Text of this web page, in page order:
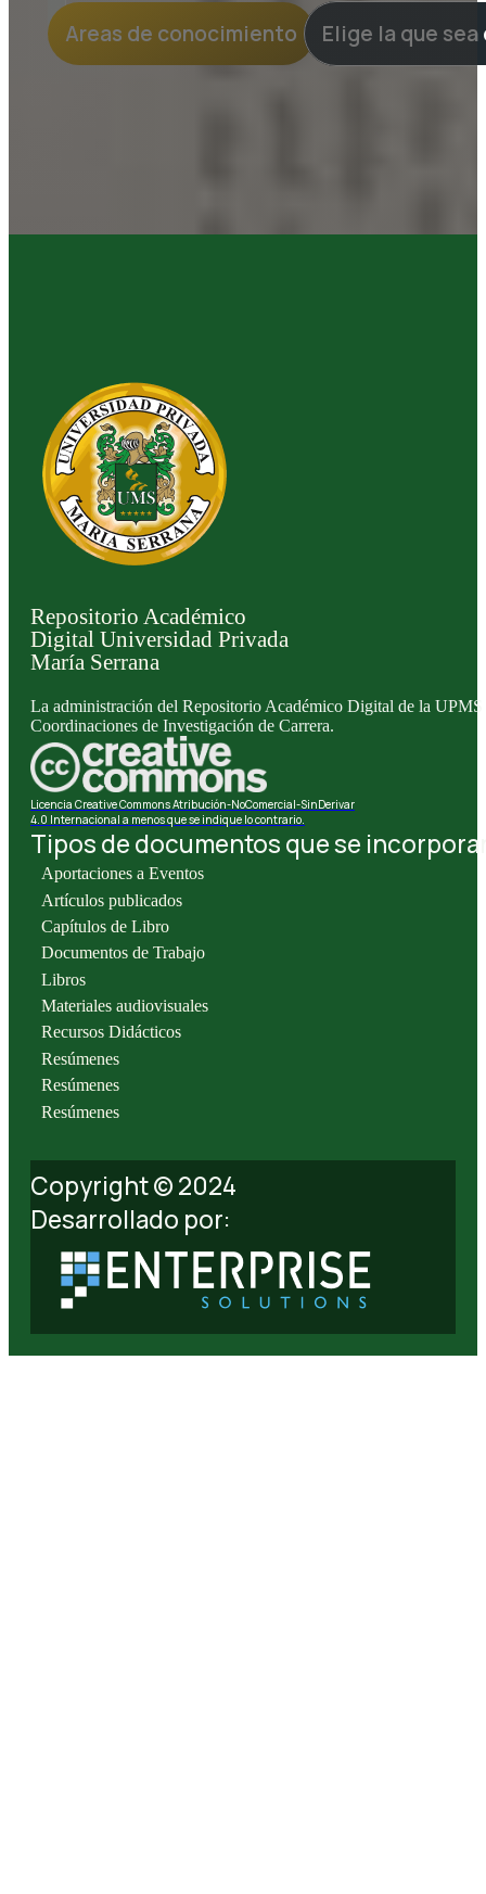
Areas de conocimiento Elige la que
Repositorio Académico
Digital Universidad Privada
María Serrana
La administración del Repositorio Académico Digital de la
Coordinaciones de Investigación de Carrera.
Licencia Creative Commons Atribución-NoComercial-SinDerivar
4.0 Internacional a menos que se indique lo contrario.
Tipos de documentos que se
Aportaciones a Eventos
Artículos publicados
Capítulos de Libro
Documentos de Trabajo
Libros
Materiales audiovisuales
Recursos Didácticos
Resúmenes
Resúmenes
Resúmenes
Copyright © 2024
Desarrollado por: